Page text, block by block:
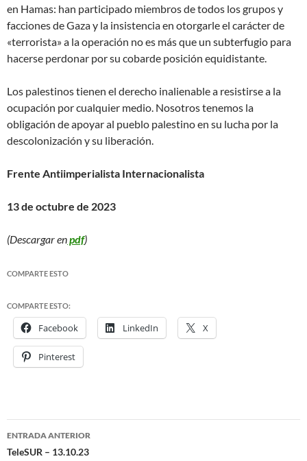
en Hamas: han participado miembros de todos los grupos y
facciones de Gaza y la insistencia en otorgarle el carácter de
«terrorista» a la operación no es más que un subterfugio para
hacerse perdonar por su cobarde posición equidistante.
Los palestinos tienen el derecho inalienable a resistirse a la
ocupación por cualquier medio. Nosotros tenemos la
obligación de apoyar al pueblo palestino en su lucha por la
descolonización y su liberación.
Frente Antiimperialista Internacionalista
13 de octubre de 2023
(Descargar enpdf)
COMPARTE ESTO
COMPARTE ESTO:
Facebook LinkedIn X
Pinterest
Navegación
ENTRADA ANTERIOR
TeleSUR – 13.10.23